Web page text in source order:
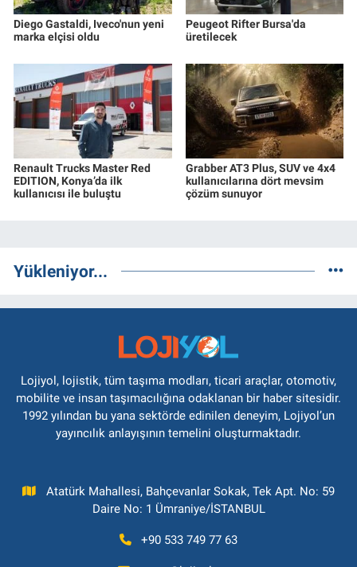
Diego Gastaldi, Iveco'nun yeni
marka elçisi oldu
Peugeot Rifter Bursa'da
üretilecek
Renault Trucks Master Red
EDITION, Konya’da ilk
kullanıcısı ile buluştu
Grabber AT3 Plus, SUV ve 4x4
kullanıcılarına dört mevsim
çözüm sunuyor
Yükleniyor...
Lojiyol, lojistik, tüm taşıma modları, ticari araçlar, otomotiv,
mobilite ve insan taşımacılığına odaklanan bir haber sitesidir.
1992 yılından bu yana sektörde edinilen deneyim, Lojiyol’un
yayıncılık anlayışının temelini oluşturmaktadır.
Atatürk Mahallesi, Bahçevanlar Sokak, Tek Apt. No: 59
Daire No: 1 Ümraniye/İSTANBUL
+90 533 749 77 63